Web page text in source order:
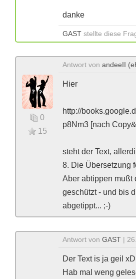
danke
GAST stellte diese
0
15
Antwort von andeeII
Hier
http://
p8Nm3 [nach
steht der Text,
8. Die Übersetzung
Aber abtippen mußt
geschützt - und bis
abgetippt... ;-)
Antwort von GAST |
Der Text is ja geil xD
Hab mal weng